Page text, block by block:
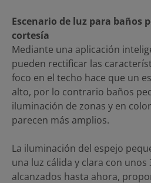
Escenario de luz para baños
cortesía
Mediante una aplicación
pueden rectificar las
foco en el techo hace que un
alto, por lo contrario baños
iluminación de zonas y en
parecen más amplios.
La iluminación del espejo
una luz cálida y clara con unos
alcanzados hasta ahora,